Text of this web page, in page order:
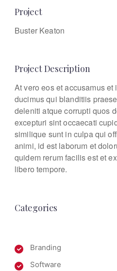
Project
Buster Keaton
Project Description
At vero eos et accusamus
ducimus qui blanditiis
deleniti atque corrupti quos
excepturi sint occaecati
similique sunt in culpa qui
animi, id est laborum et
quidem rerum facilis est et
libero tempore.
Categories
Branding
Software